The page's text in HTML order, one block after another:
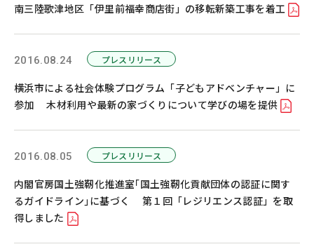
南三陸歌津地区「伊里前福幸商店街」の移転新築工事を着工
2016.08.24 プレスリリース
横浜市による社会体験プログラム「子どもアドベンチャー」に
参加 木材利用や最新の家づくりについて学びの場を提供
2016.08.05 プレスリリース
内閣官房国土強靭化推進室｢国土強靭化貢献団体の認証に関す
るガイドライン｣に基づく 第１回「レジリエンス認証」を取
得しました